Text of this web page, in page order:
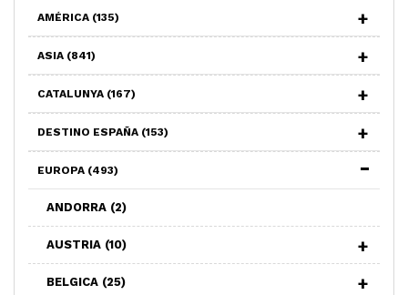
AMÉRICA (135)
ASIA (841)
CATALUNYA (167)
DESTINO ESPAÑA (153)
EUROPA (493)
ANDORRA (2)
AUSTRIA (10)
BELGICA (25)